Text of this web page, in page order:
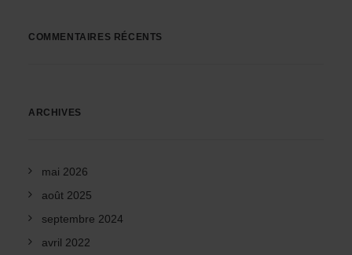
COMMENTAIRES RÉCENTS
ARCHIVES
mai 2026
août 2025
septembre 2024
avril 2022